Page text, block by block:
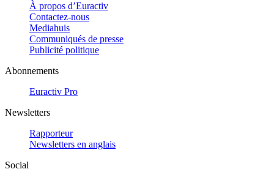
À propos d’Euractiv
Contactez-nous
Mediahuis
Communiqués de presse
Publicité politique
Abonnements
Euractiv Pro
Newsletters
Rapporteur
Newsletters en anglais
Social